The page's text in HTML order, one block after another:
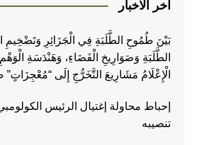
اخر الاخبار
بَيْنَ طُمُوحِ الطَّلَبَةِ فِي الْجَزَائِرِ وَتَضْخِيمِ
الطَّلَبَةِ وَصَوَارِيخِ الْفَضَاءِ، وَهَنْدَسَةِ
الْإِعْلَامُ مَشَارِيعَ التَّخَرُّجِ إِلَى “مُعْجِزَاتٍ”
إحباط محاولة إغتيال الرئيس
تنصيبه